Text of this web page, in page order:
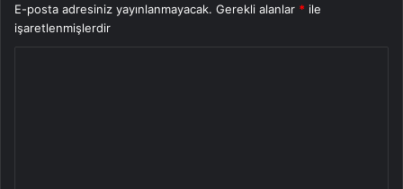
E-posta adresiniz yayınlanmayacak. Gerekli alanlar * ile
işaretlenmişlerdir